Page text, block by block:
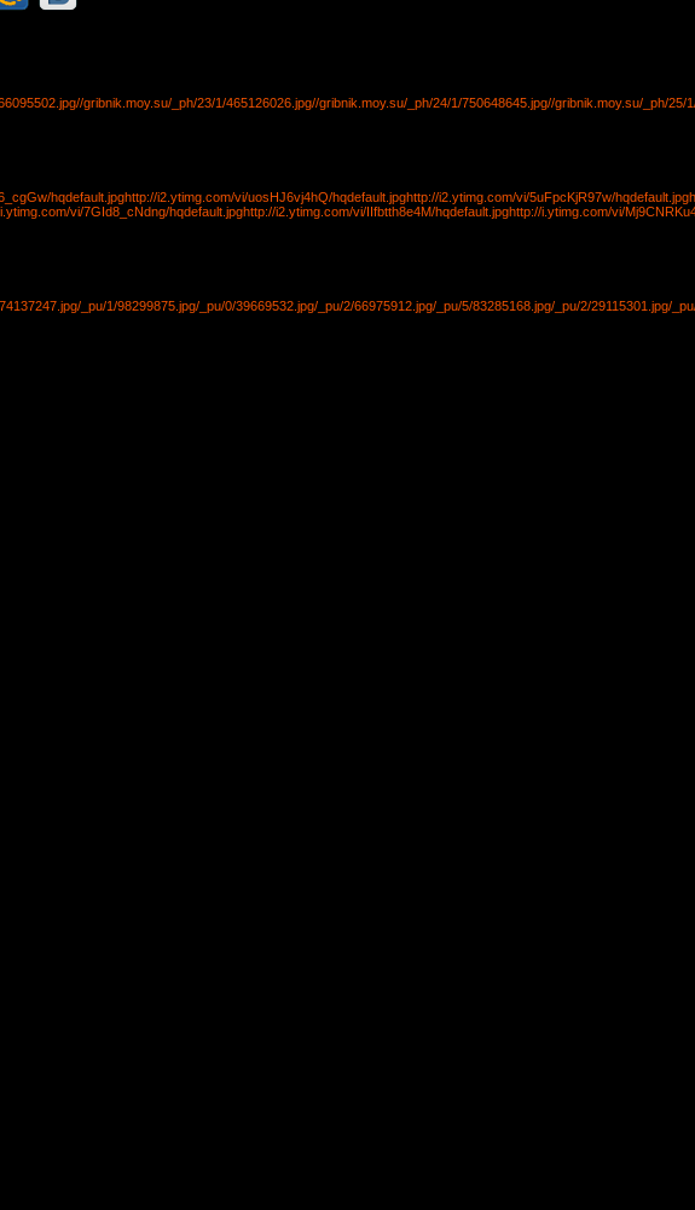
//gribnik.moy.su/_ph/23/1/465126026.jpg//gribnik.moy.su/_ph/24/1/750648645.jpg//gribnik.moy.su/_ph/25/
hqdefault.jpghttp://i2.ytimg.com/vi/uosHJ6vj4hQ/hqdefault.jpghttp://i2.ytimg.com/vi/5uFpcKjR97w/hqdefault.jpg
vi/7GId8_cNdng/hqdefault.jpghttp://i2.ytimg.com/vi/IIfbtth8e4M/hqdefault.jpghttp://i.ytimg.com/vi/
/_pu/1/98299875.jpg/_pu/0/39669532.jpg/_pu/2/66975912.jpg/_pu/5/83285168.jpg/_pu/2/29115301.jpg/